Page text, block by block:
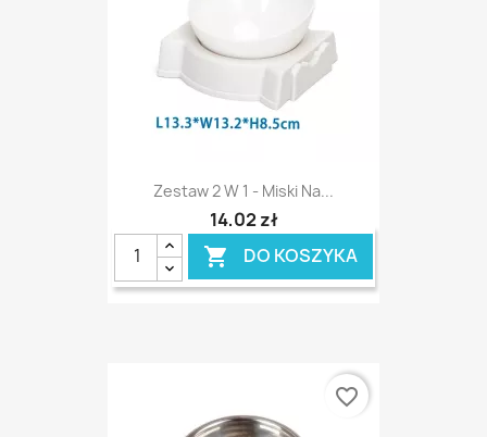
Zestaw 2 W 1 - Miski Na...
14,02 zł
 DO KOSZYKA
favorite_border